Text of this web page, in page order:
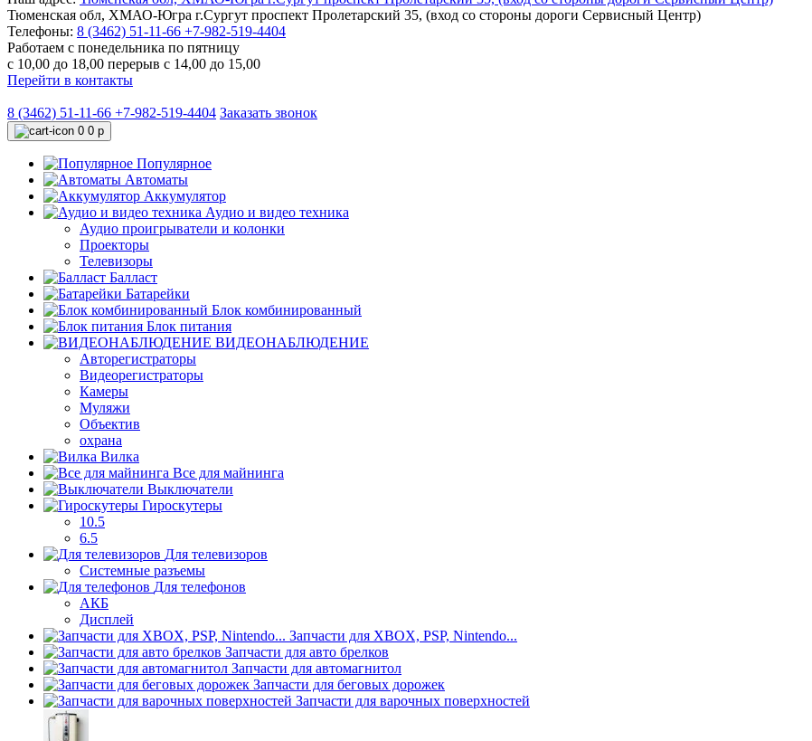
Тюменская обл, ХМАО-Югра г.Сургут проспект Пролетарский 35, (вход со стороны дороги Сервисный Центр)
Телефоны: 8 (3462) 51-11-66 +7-982-519-4404
Работаем с понедельника по пятницу
с 10,00 до 18,00 перерыв с 14,00 до 15,00
Перейти в контакты
8 (3462) 51-11-66 +7-982-519-4404 Заказать звонок
0 0 р
Популярное
Автоматы
Аккумулятор
Аудио и видео техника
Аудио проигрыватели и колонки
Проекторы
Телевизоры
Балласт
Батарейки
Блок комбинированный
Блок питания
ВИДЕОНАБЛЮДЕНИЕ
Авторегистраторы
Видеорегистраторы
Камеры
Муляжи
Объектив
охрана
Вилка
Все для майнинга
Выключатели
Гироскутеры
10.5
6.5
Для телевизоров
Системные разъемы
Для телефонов
АКБ
Дисплей
Запчасти для XBOX, PSP, Nintendo...
Запчасти для авто брелков
Запчасти для автомагнитол
Запчасти для беговых дорожек
Запчасти для варочных поверхностей